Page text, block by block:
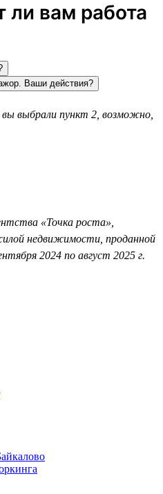
ли вам работа
Ваши действия?
выбрали пункт 2, возможно,
«Точка роста»,
недвижимости, проданной
2024 по август 2025 г.